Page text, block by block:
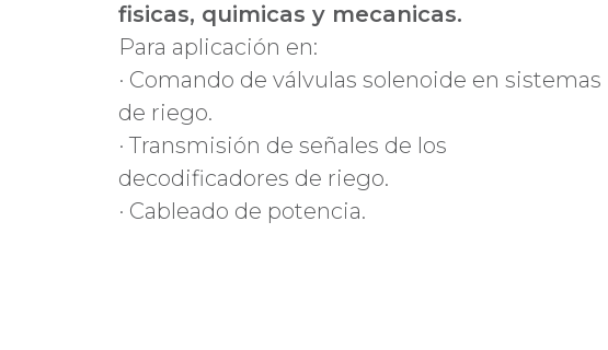
fisicas, quimicas y mecanicas.
Para aplicación en:
· Comando de válvulas solenoide en sistemas
de riego.
· Transmisión de señales de los
decodificadores de riego.
· Cableado de potencia.